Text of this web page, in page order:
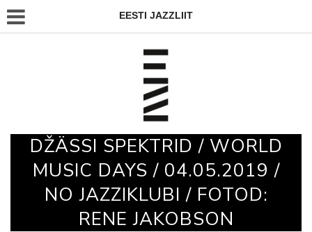
EESTI JAZZLIIT
DŽÄSSI SPEKTRID / WORLD
MUSIC DAYS / 04.05.2019 /
NO JAZZIKLUBI / FOTOD:
RENE JAKOBSON